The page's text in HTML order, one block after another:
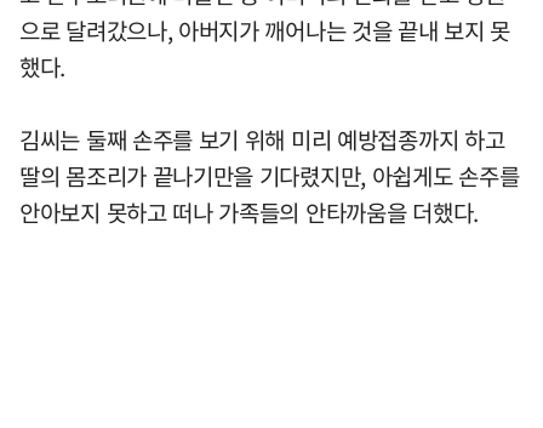
으로 달려갔으나, 아버지가 깨어나는 것을 끝내 보지 못
했다.
김씨는 둘째 손주를 보기 위해 미리 예방접종까지 하고
딸의 몸조리가 끝나기만을 기다렸지만, 아쉽게도 손주를
안아보지 못하고 떠나 가족들의 안타까움을 더했다.